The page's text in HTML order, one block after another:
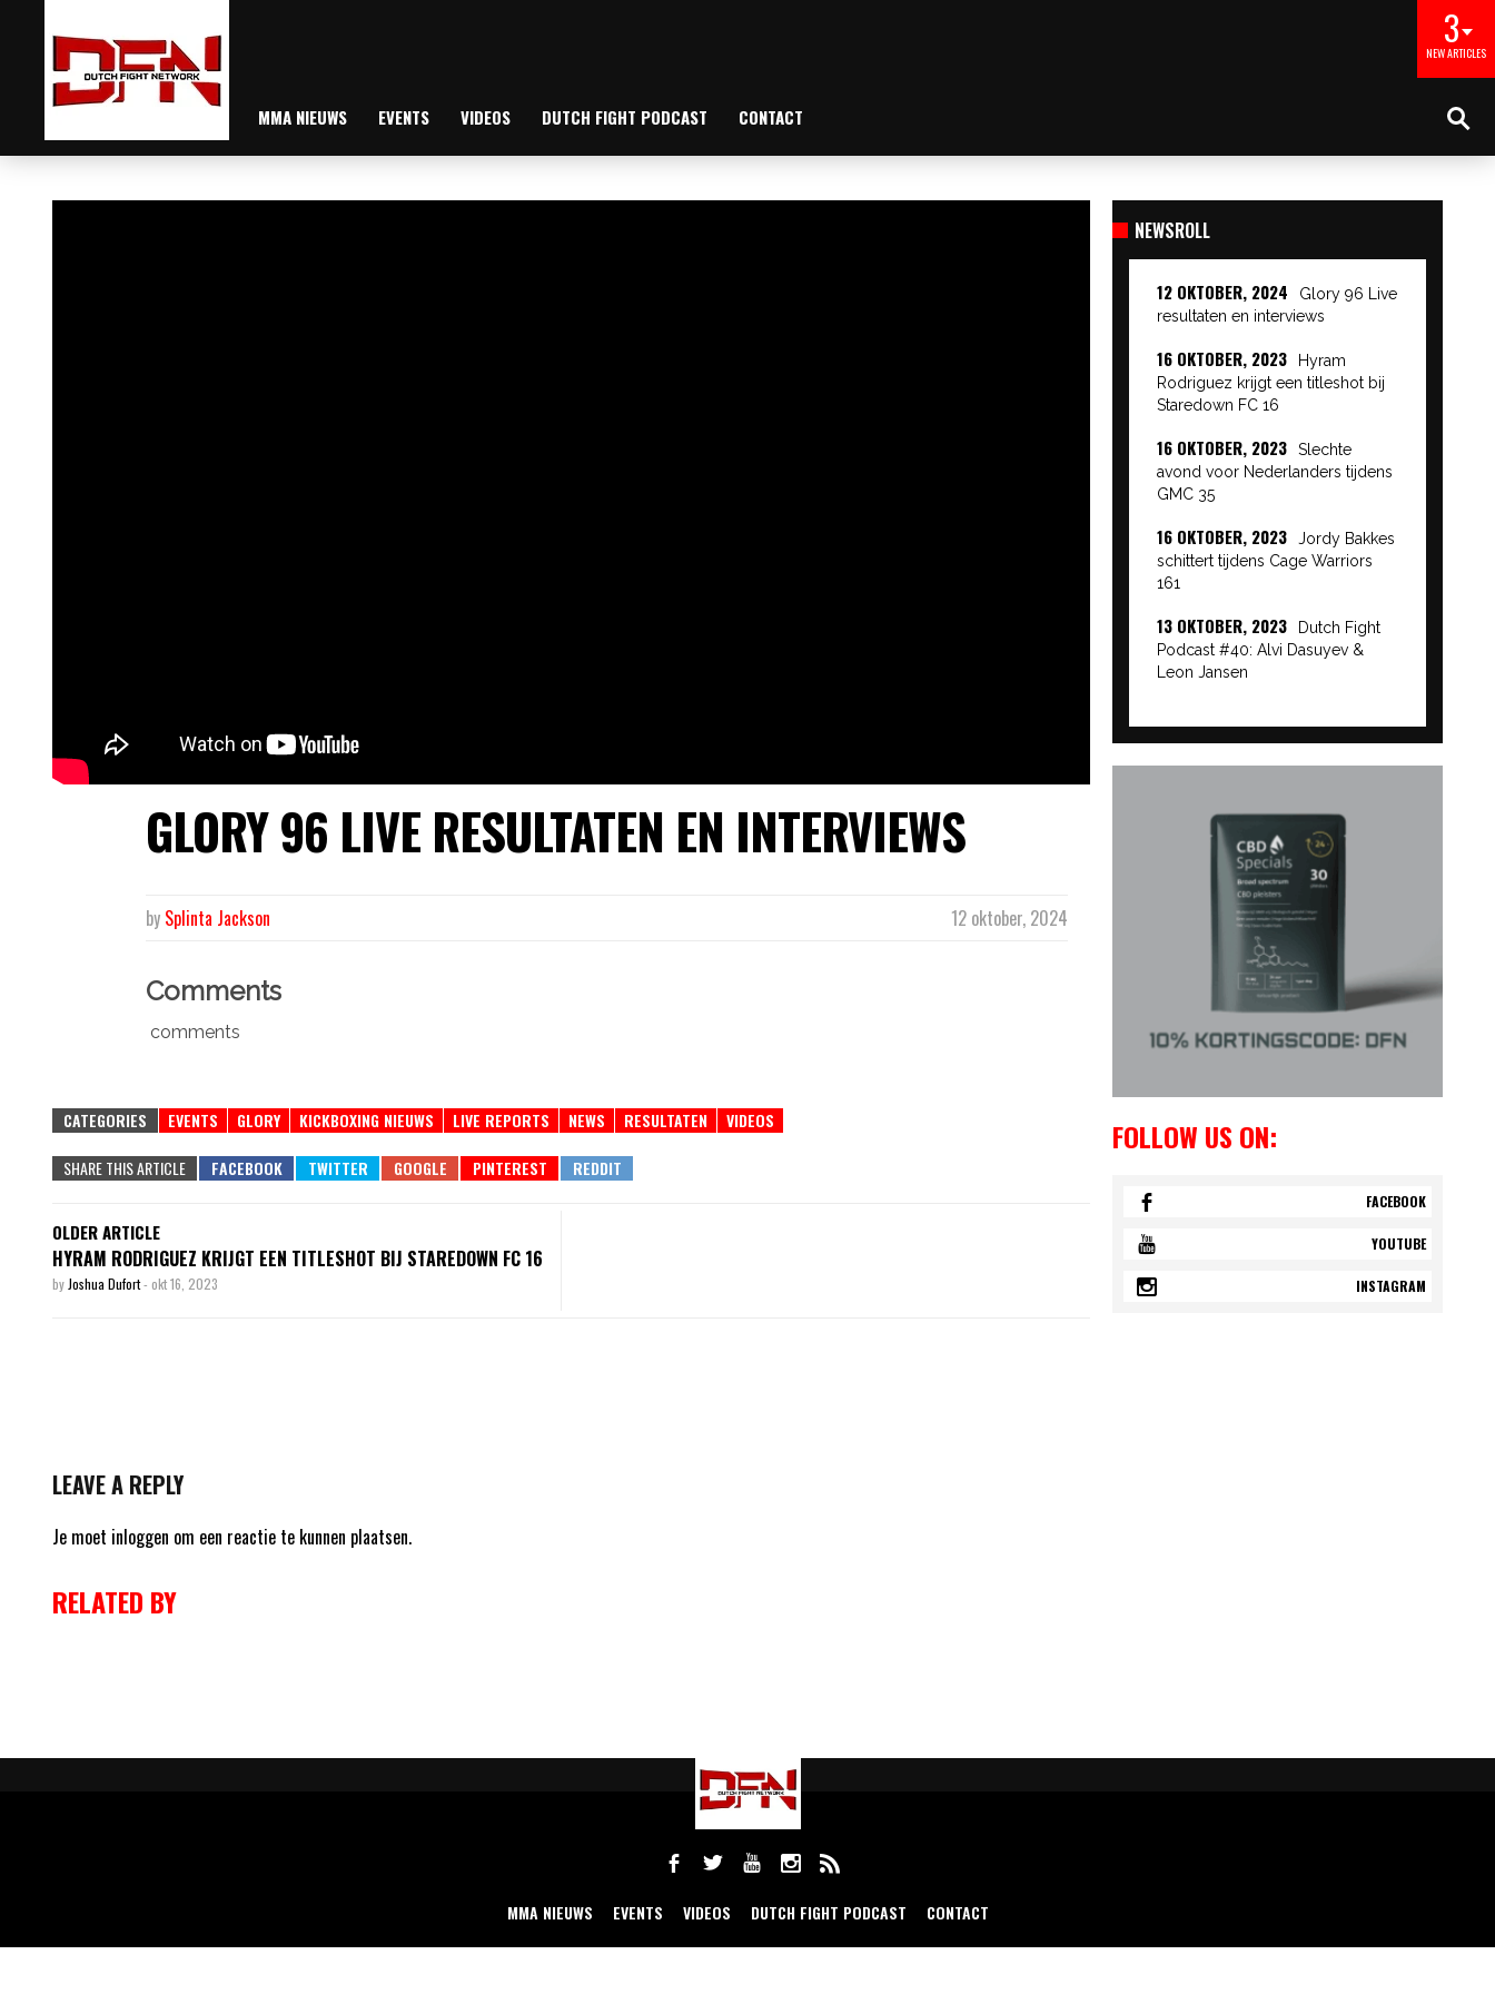
3
NEW ARTICLES
MMA NIEUWS EVENTS VIDEOS DUTCH FIGHT PODCAST CONTACT
GLORY 96 LIVE RESULTATEN EN INTERVIEWS
12 oktober, 2024
by Splinta Jackson
Comments
comments
CATEGORIES EVENTS GLORY KICKBOXING NIEUWS LIVE REPORTS NEWS RESULTATEN VIDEOS
SHARE THIS ARTICLE
OLDER ARTICLE
HYRAM RODRIGUEZ KRIJGT EEN TITLESHOT BIJ STAREDOWN FC 16
by Joshua Dufort- okt 16, 2023
LEAVE A REPLY
Je moet inloggen om een reactie te kunnen plaatsen.
NEWSROLL
12 OKTOBER, 2024
Glory 96 Live
resultaten en interviews
16 OKTOBER, 2023
Hyram
Rodriguez krijgt een titleshot bij
Staredown FC 16
16 OKTOBER, 2023
Slechte
avond voor Nederlanders tijdens
GMC 35
16 OKTOBER, 2023
Jordy Bakkes
schittert tijdens Cage Warriors
161
13 OKTOBER, 2023
Dutch Fight
Podcast #40: Alvi Dasuyev &
Leon Jansen
FOLLOW US ON:
FACEBOOK
YOUTUBE
INSTAGRAM
RELATED BY
MMA NIEUWS EVENTS VIDEOS DUTCH FIGHT PODCAST CONTACT